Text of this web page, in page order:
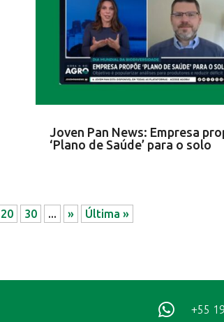
Joven Pan News: Empresa
‘Plano de Saúde’ para o solo
20 30 ... » Última »
 +55 19